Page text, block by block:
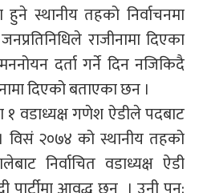
स्थानीय तहको निर्वाचनमा
राजीनामा दिएका
दर्ता गर्ने दिन नजिकिदै
दिएको बताएका छन ।
१ वडाध्यक्ष गणेश ऐडीले पदबाट
विसं २०७४ को स्थानीय तहको
निर्वाचित वडाध्यक्ष ऐडी